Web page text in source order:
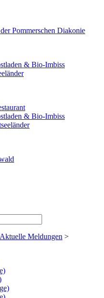
Pommerschen Diakonie
& Bio-Imbiss
& Bio-Imbiss
Aktuelle Meldungen >